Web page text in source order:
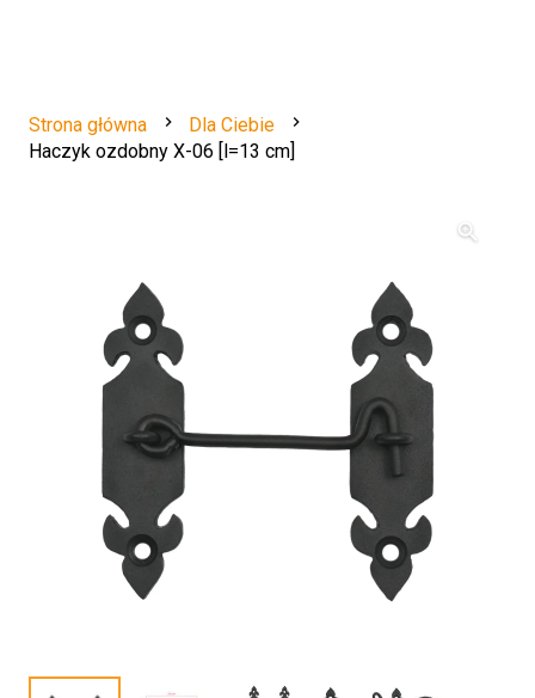
Strona główna navigate_next Dla Ciebie navigate_next
Haczyk ozdobny X-06 [l=13 cm]